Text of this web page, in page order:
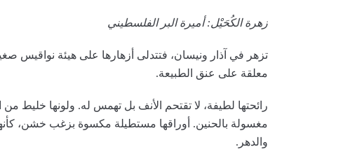
زهرة الكُحَيْل: أميرة البر الفلسطيني
تزهر في آذار ونيسان، فتتدلى أزهارها على هيئة نواقيس
معلقة على عنق الطبيعة.
رائحتها لطيفة، لا تقتحم الأنف بل تهمس له. ولونها خليط
مغسولة بالحنين. أوراقها مستطيلة مكسوة بزغب خشن،
والدهر.